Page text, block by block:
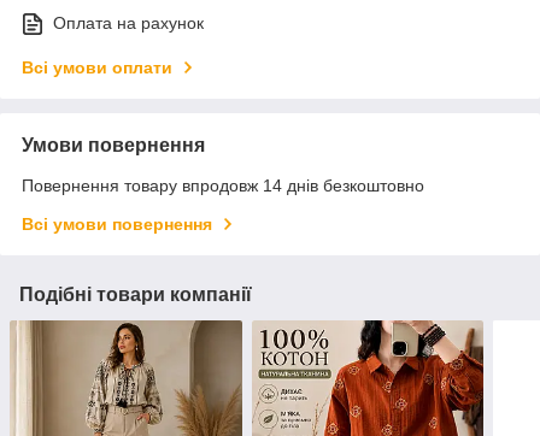
Оплата на рахунок
Всі умови оплати
Умови повернення
Повернення товару впродовж 14 днів безкоштовно
Всі умови повернення
Подібні товари компанії